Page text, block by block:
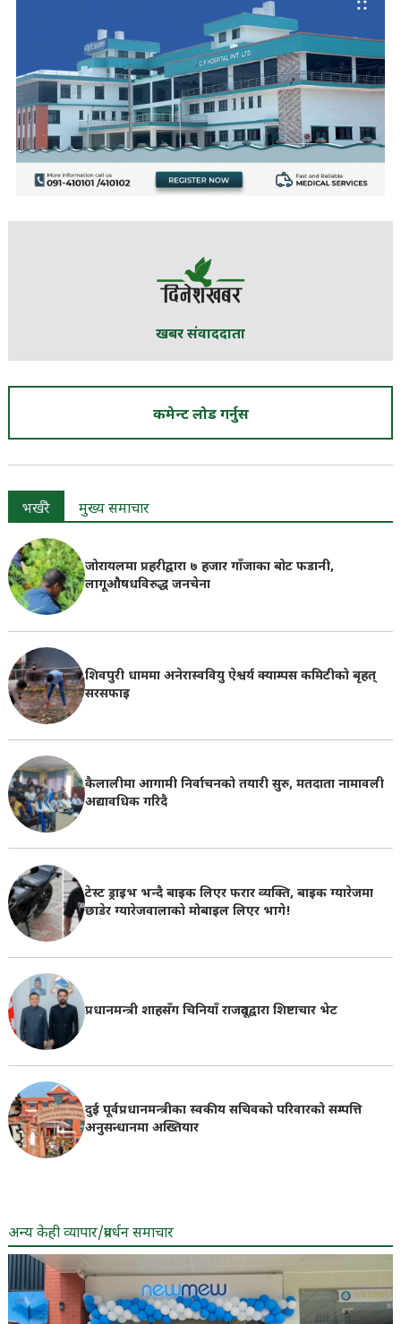
खबर संवाददाता
कमेन्ट लोड गर्नुस
भर्खरै मुख्य समाचार
जोरायलमा प्रहरीद्वारा ७ हजार गाँजाका बोट फडानी,
लागूऔषधविरुद्ध जनचेना
शिवपुरी धाममा अनेरास्ववियु ऐश्वर्य क्याम्पस कमिटीको बृहत्
सरसफाइ
कैलालीमा आगामी निर्वाचनको तयारी सुरु, मतदाता नामावली
अद्यावधिक गरिदै
टेस्ट ड्राइभ भन्दै बाइक लिएर फरार व्यक्ति, बाइक ग्यारेजमा
छाडेर ग्यारेजवालाकाे मोबाइल लिएर भागे!
प्रधानमन्त्री शाहसँग चिनियाँ राजदूतद्वारा शिष्टाचार भेट
दुई पूर्वप्रधानमन्त्रीका स्वकीय सचिवको परिवारको सम्पत्ति
अनुसन्धानमा अख्तियार
अन्य केही व्यापार/प्रवर्धन समाचार